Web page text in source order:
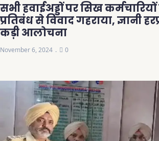
सभी हवाईअड्डों पर सिख
प्रतिबंध से विवाद गहराया, ज्ञानी
कड़ी आलोचना
November 6, 2024 0